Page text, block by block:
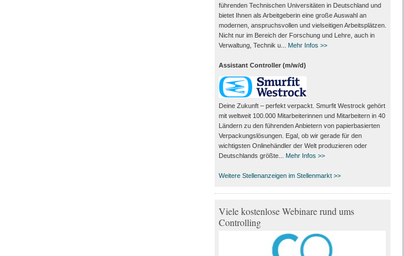
führenden Technischen Universitäten in Deutschland und
bietet Ihnen als Arbeit­geberin eine große Auswahl an
modernen, anspruchsvollen und vielseitigen Arbeits­plätzen.
Nicht nur im Bereich der Forschung und Lehre, auch in
Verwaltung, Technik u...
Mehr Infos >>
Assistant Controller (m/w/d)
Deine Zukunft – perfekt verpackt. Smurfit Westrock gehört
mit weltweit 100.000 Mitarbeiter­innen und Mitarbeitern in 40
Ländern zu den führenden Anbietern von papier­basierten
Verpackungs­lösungen. Egal, ob wir gerade für den
wichtigsten Onlinehändler der Welt produzieren oder
Deutschlands größte...
Mehr Infos >>
Weitere Stellenanzeigen im Stellenmarkt >>
Viele kostenlose Webinare rund ums
Controlling